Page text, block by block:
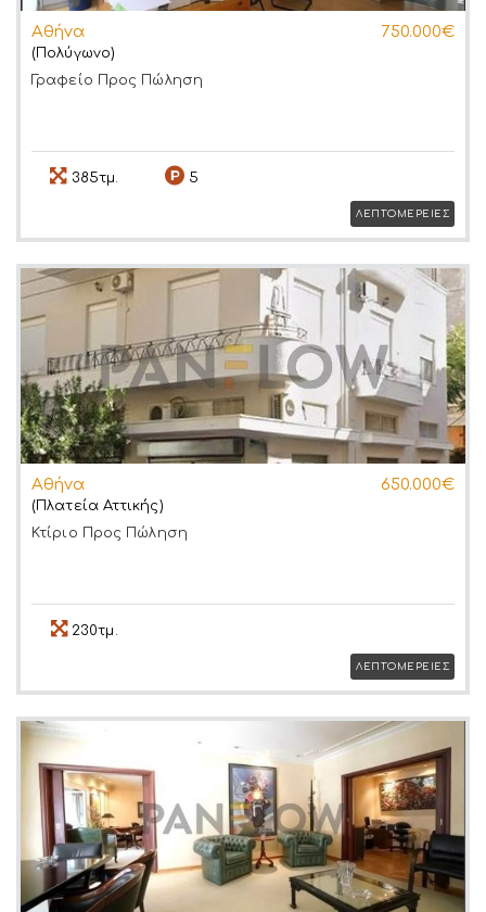
Αθήνα 750.000€
(Πολύγωνο)
Γραφείο Προς Πώληση
385τμ. 5
ΛΕΠΤΟΜΕΡΕΙΕΣ
Αθήνα 650.000€
(Πλατεία Αττικής)
Κτίριο Προς Πώληση
230τμ.
ΛΕΠΤΟΜΕΡΕΙΕΣ